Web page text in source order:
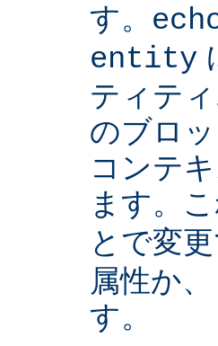
す。
entity
ティテ
のブロ
コンテ
ます。
とで変
属性か
す。